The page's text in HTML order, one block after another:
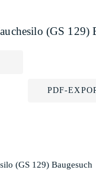
(GS 129)
PDF-
(GS 129) Baugesuch